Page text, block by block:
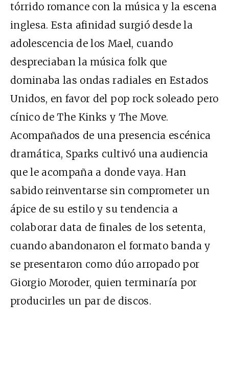
tórrido romance con la música y la escena
inglesa. Esta afinidad surgió desde la
adolescencia de los Mael, cuando
despreciaban la música folk que
dominaba las ondas radiales en Estados
Unidos, en favor del pop rock soleado pero
cínico de The Kinks y The Move.
Acompañados de una presencia escénica
dramática, Sparks cultivó una audiencia
que le acompaña a donde vaya. Han
sabido reinventarse sin comprometer un
ápice de su estilo y su tendencia a
colaborar data de finales de los setenta,
cuando abandonaron el formato banda y
se presentaron como dúo arropado por
Giorgio Moroder, quien terminaría por
producirles un par de discos.